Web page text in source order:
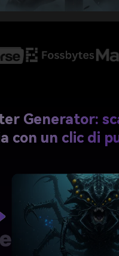
Generator:
con un clic di